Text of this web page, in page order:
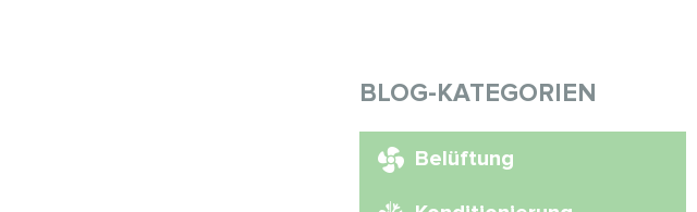
BLOG-KATEGORIEN
Belüftung